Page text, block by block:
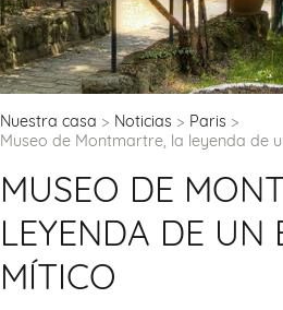
Nuestra casa Noticias
Paris
Museo de Montmartre, la leyenda de
MUSEO DE
LEYENDA DE UN
MÍTICO